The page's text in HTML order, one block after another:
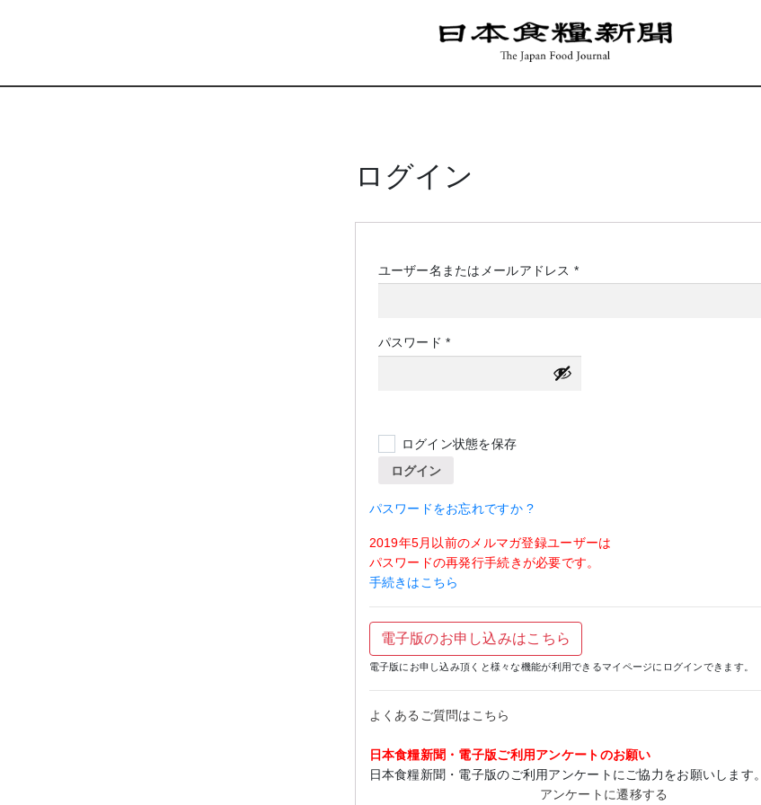
ログイン
ユーザー名またはメールアドレス *必
パスワード*必
須
ログイン状態を保存
ログイン
パスワードをお忘れですか ?
2019年5月以前のメルマガ登録ユーザーは
パスワードの再発行手続きが必要です。
手続きはこちら
電子版のお申し込みはこちら
電子版にお申し込み頂くと様々な機能が利用できるマイページにログインできます。
よくあるご質問はこちら
日本食糧新聞・電子版ご利用アンケートのお願い
日本食糧新聞・電子版のご利用アンケートにご協力をお願いします。
アンケートに遷移する